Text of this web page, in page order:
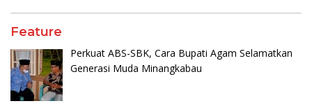
Feature
Perkuat ABS-SBK, Cara Bupati Agam Selamatkan
Generasi Muda Minangkabau